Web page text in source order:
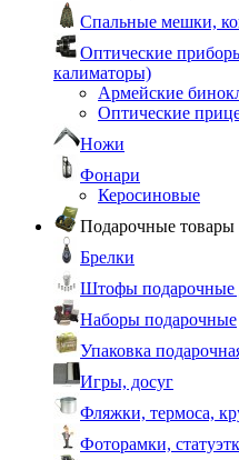
Спальные мешки,
Оптические
калиматоры)
Армейские
Оптические
Ножи
Фонари
Керосиновые
Подарочные товары
Брелки
Штофы подарочные
Наборы подарочные
Упаковка
Игры, досуг
Фляжки, термоса,
Фоторамки,